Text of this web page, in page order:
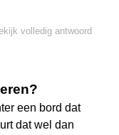
volledig antwoord
een bord dat
dat wel dan